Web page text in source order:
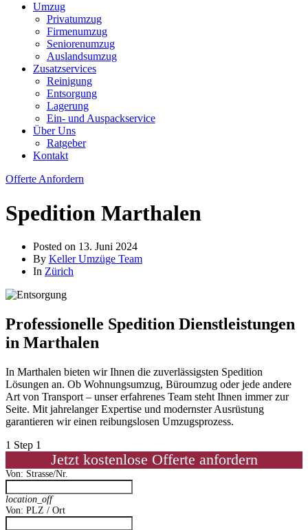
Umzug
Privatumzug
Firmenumzug
Seniorenumzug
Auslandsumzug
Zusatzservices
Reinigung
Entsorgung
Lagerung
Ein- und Auspackservice
Über Uns
Ratgeber
Kontakt
Offerte Anfordern
Spedition Marthalen
Posted on 13. Juni 2024
By Keller Umzüge Team
In Zürich
Professionelle Spedition Dienstleistungen
in Marthalen
In Marthalen bieten wir Ihnen die zuverlässigsten Spedition
Lösungen an. Ob Wohnungsumzug, Büroumzug oder jede andere
Art von Transport – unser erfahrenes Team steht Ihnen immer zur
Seite. Mit jahrelanger Expertise und modernster Ausrüstung
garantieren wir einen reibungslosen Umzugsprozess.
1 Step 1
Jetzt kostenlose Offerte anfordern
Von: Strasse/Nr.
location_off
Von: PLZ / Ort